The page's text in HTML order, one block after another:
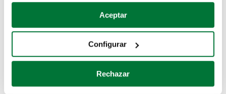
Si lo permite, también quisiéramos:
Recopilar información sobre su ubicación geográfica
Identificar su dispositivo analizándolo activamente
para buscar características específicas (huellas
Obtenga más información sobre cómo se procesan sus
Aceptar
Configurar
Rechazar
Coches de segunda mano
Coches de km0